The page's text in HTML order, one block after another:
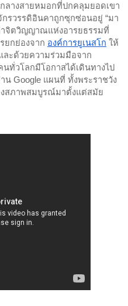
ลางสายหมอกที่ปกคลุมยอดเขา
รวรรดิอินคาถูกซุกซ่อนอยู่ “มา
จิตวิญญาณแห่งอารยธรรมที่
ยกย่องจาก องค์การยูเนสโก ให้
ละด้วยความร่วมมือจาก
นทั่วโลกมีโอกาสได้เดินทางไป
Google แผนที่ ทั้งพระราชวัง
สภาพสมบูรณ์มาตั้งแต่สมัย